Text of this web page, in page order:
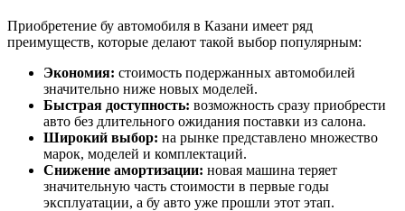
Приобретение бу автомобиля в Казани имеет ряд
преимуществ, которые делают такой выбор популярным:
Экономия: стоимость подержанных автомобилей
значительно ниже новых моделей.
Быстрая доступность: возможность сразу приобрести
авто без длительного ожидания поставки из салона.
Широкий выбор: на рынке представлено множество
марок, моделей и комплектаций.
Снижение амортизации: новая машина теряет
значительную часть стоимости в первые годы
эксплуатации, а бу авто уже прошли этот этап.